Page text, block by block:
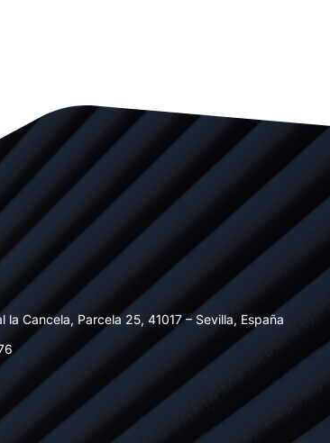
la Cancela, Parcela 25, 41017 – Sevilla, España